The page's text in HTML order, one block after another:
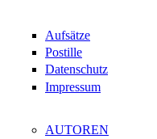
Aufsätze
Postille
Datenschutz
Impressum
AUTOREN